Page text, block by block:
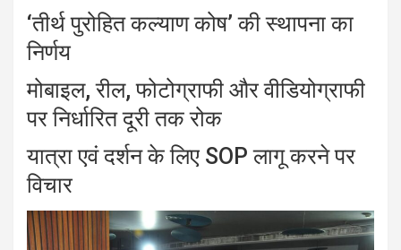
‘तीर्थ पुरोहित कल्याण कोष’ की स्थापना का
निर्णय
मोबाइल, रील, फोटोग्राफी और वीडियोग्राफी
पर निर्धारित दूरी तक रोक
यात्रा एवं दर्शन के लिए SOP लागू करने पर
विचार